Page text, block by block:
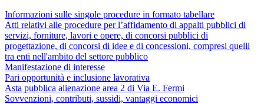
Informazioni sulle singole procedure in formato tabellare
Atti relativi alle procedure per l’affidamento di appalti pubblici di
servizi, forniture, lavori e opere, di concorsi pubblici di
progettazione, di concorsi di idee e di concessioni, compresi quelli
tra enti nell'ambito del settore pubblico
Manifestazione di interesse
Pari opportunità e inclusione lavorativa
Asta pubblica alienazione area 2 di Via E. Fermi
Sovvenzioni, contributi, sussidi, vantaggi economici